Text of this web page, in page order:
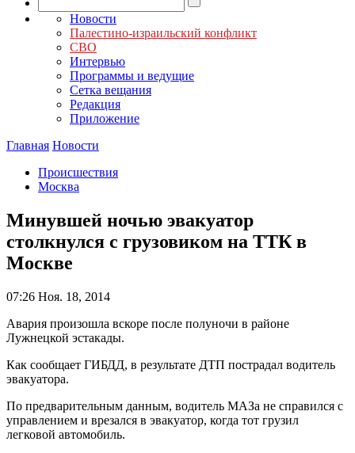
Новости
Палестино-израильский конфликт
СВО
Интервью
Программы и ведущие
Сетка вещания
Редакция
Приложение
Главная Новости
Происшествия
Москва
Минувшей ночью эвакуатор
столкнулся с грузовиком на ТТК в
Москве
07:26 Ноя. 18, 2014
Авария произошла вскоре после полуночи в районе
Лужнецкой эстакады.
Как сообщает ГИБДД, в результате ДТП пострадал водитель
эвакуатора.
По предварительным данным, водитель МАЗа не справился с
управлением и врезался в эвакуатор, когда тот грузил
легковой автомобиль.